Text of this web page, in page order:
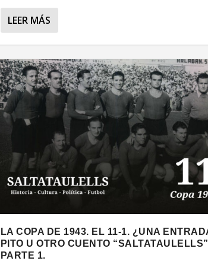
LEER MÁS
LA COPA DE 1943. EL 11-1. ¿UNA
PITO U OTRO CUENTO
PARTE 1.